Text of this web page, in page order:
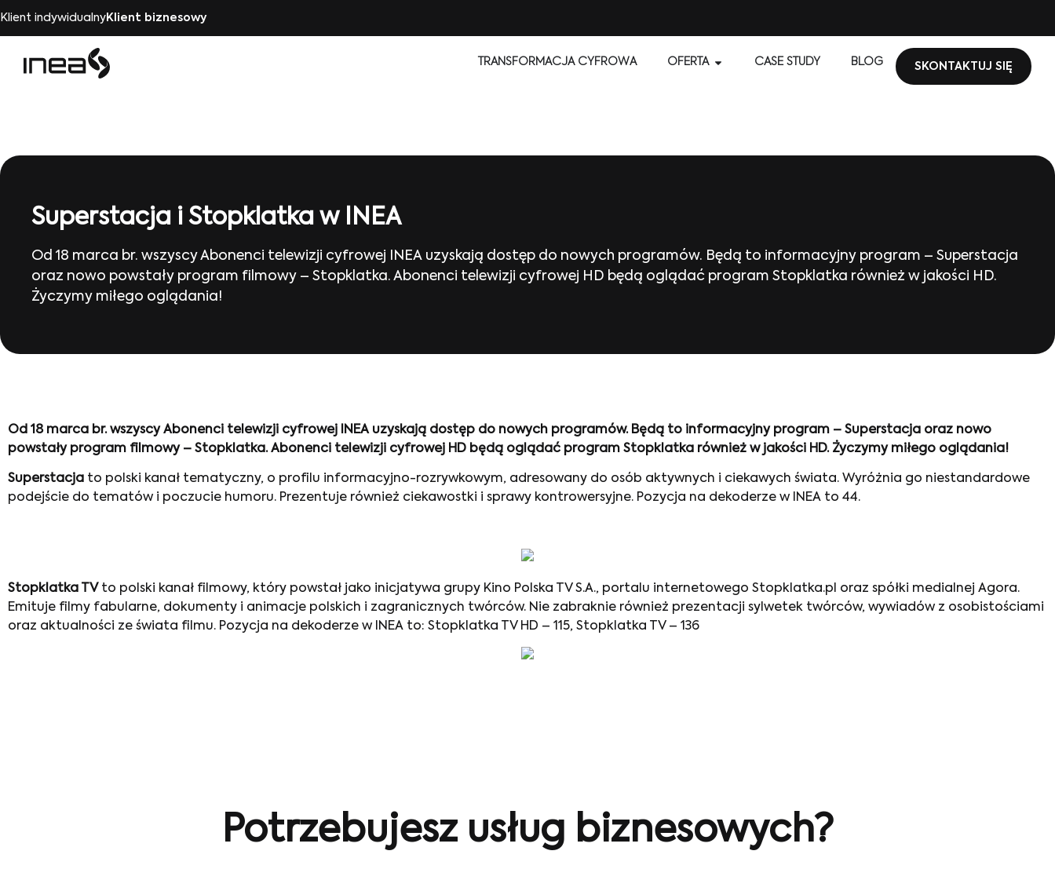
Klient indywidualnyKlient biznesowy
TRANSFORMACJA CYFROWA OFERTA CASE STUDY BLOG SKONTAKTUJ SIĘ
Superstacja i Stopklatka w INEA
Od 18 marca br. wszyscy Abonenci telewizji cyfrowej INEA uzyskają dostęp do nowych programów. Będą to informacyjny program – Superstacja
oraz nowo powstały program filmowy – Stopklatka. Abonenci telewizji cyfrowej HD będą oglądać program Stopklatka również w jakości HD.
Życzymy miłego oglądania!
Od 18 marca br. wszyscy Abonenci telewizji cyfrowej INEA uzyskają dostęp do nowych programów. Będą to informacyjny program – Superstacja oraz nowo
powstały program filmowy – Stopklatka. Abonenci telewizji cyfrowej HD będą oglądać program Stopklatka również w jakości HD. Życzymy miłego oglądania!
Superstacja to polski kanał tematyczny, o profilu informacyjno-rozrywkowym, adresowany do osób aktywnych i ciekawych świata. Wyróżnia go niestandardowe
podejście do tematów i poczucie humoru. Prezentuje również ciekawostki i sprawy kontrowersyjne. Pozycja na dekoderze w INEA to 44.
Stopklatka TVto polski kanał filmowy, który powstał jako inicjatywa grupy Kino Polska TV S.A., portalu internetowego Stopklatka.pl oraz spółki medialnej Agora.
Emituje filmy fabularne, dokumenty i animacje polskich i zagranicznych twórców. Nie zabraknie również prezentacji sylwetek twórców, wywiadów z osobistościami
oraz aktualności ze świata filmu. Pozycja na dekoderze w INEA to: Stopklatka TV HD – 115, Stopklatka TV – 136
Potrzebujesz usług biznesowych?